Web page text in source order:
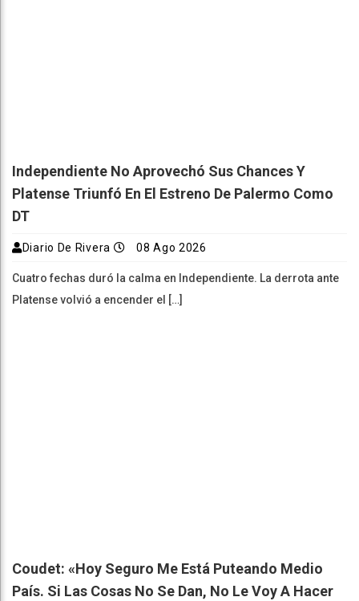
Independiente No Aprovechó Sus Chances Y
Platense Triunfó En El Estreno De Palermo Como
DT
Diario De Rivera 08 Ago 2026
Cuatro fechas duró la calma en Independiente. La derrota ante
Platense volvió a encender el […]
Coudet: «Hoy Seguro Me Está Puteando Medio
País. Si Las Cosas No Se Dan, No Le Voy A Hacer